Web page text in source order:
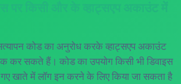
कोड का अनुरोध करके व्हाट्सएप अकाउंट
कर सकते हैं। कोड का उपयोग किसी भी डिवाइस
खाते में लॉग इन करने के लिए किया जा सकता है